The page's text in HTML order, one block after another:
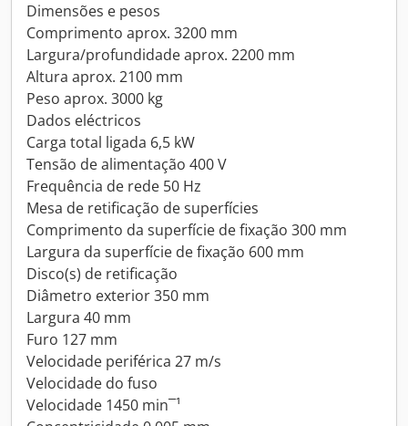
Dimensões e pesos
Comprimento aprox. 3200 mm
Largura/profundidade aprox. 2200 mm
Altura aprox. 2100 mm
Peso aprox. 3000 kg
Dados eléctricos
Carga total ligada 6,5 kW
Tensão de alimentação 400 V
Frequência de rede 50 Hz
Mesa de retificação de superfícies
Comprimento da superfície de fixação 300 mm
Largura da superfície de fixação 600 mm
Disco(s) de retificação
Diâmetro exterior 350 mm
Largura 40 mm
Furo 127 mm
Velocidade periférica 27 m/s
Velocidade do fuso
Velocidade 1450 min¯¹